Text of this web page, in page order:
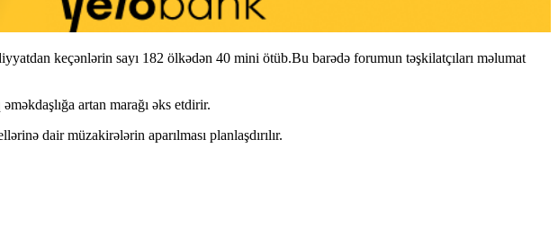
keçənlərin sayı 182 ölkədən 40 mini ötüb.Bu barədə forumun təşkilatçıları məlumat
artan marağı əks etdirir.
dair müzakirələrin aparılması planlaşdırılır.